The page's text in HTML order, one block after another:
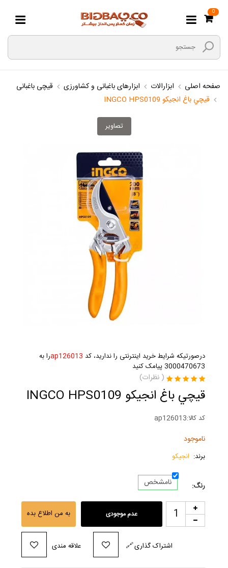
0
صفحه اصلی ابزارالات ابزارهای باغبانی و کشاورزی
قیچی باغبانی
قيچي باغ انجيکو INGCO HPS0109
تصاویر
درصورتیکه شرایط خرید اینترنتی را ندارید، کد ap126013را به
3000470673 پیامک کنید
( نظرات)
قيچي باغ انجيکو INGCO HPS0109
کد کالا:ap126013
ناموجود
برند: انجيکو
رنگ: نامشخص
عدم موجودی به من اطلاع بده
علاقه مندی 🔗اشتراک گذاری